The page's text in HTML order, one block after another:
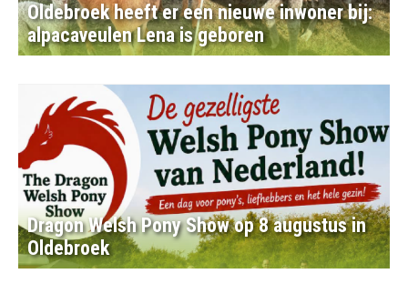
Oldebroek heeft er een nieuwe inwoner bij:
alpacaveulen Lena is geboren
Dragon Welsh Pony Show op 8 augustus in
Oldebroek